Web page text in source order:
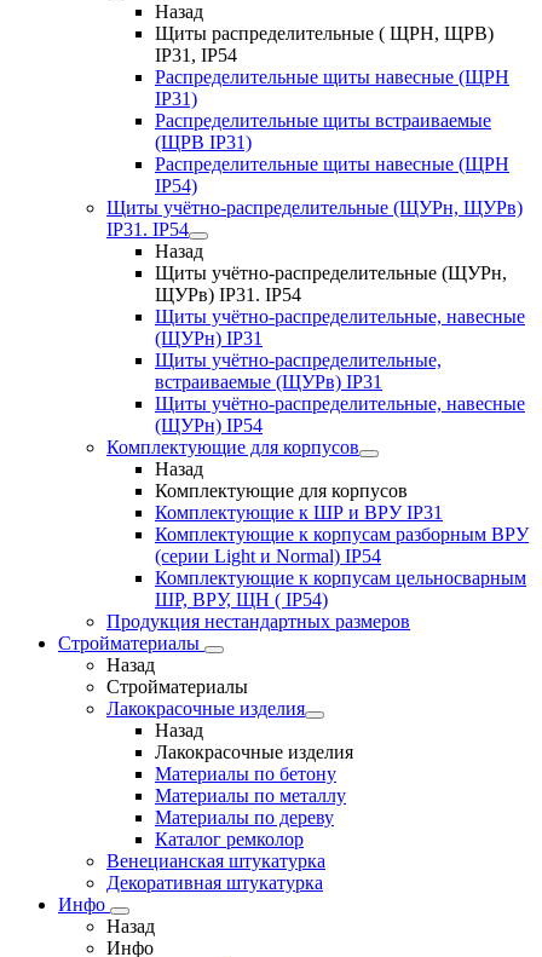
Назад
Щиты распределительные ( ЩРН, ЩРВ)
IP31, IP54
Распределительные щиты навесные (ЩРН
IP31)
Распределительные щиты встраиваемые
(ЩРВ IP31)
Распределительные щиты навесные (ЩРН
IP54)
Щиты учётно-распределительные (ЩУРн, ЩУРв)
IP31. IP54
Назад
Щиты учётно-распределительные (ЩУРн,
ЩУРв) IP31. IP54
Щиты учётно-распределительные, навесные
(ЩУРн) IP31
Щиты учётно-распределительные,
встраиваемые (ЩУРв) IP31
Щиты учётно-распределительные, навесные
(ЩУРн) IP54
Комплектующие для корпусов
Назад
Комплектующие для корпусов
Комплектующие к ШР и ВРУ IP31
Комплектующие к корпусам разборным ВРУ
(серии Light и Normal) IP54
Комплектующие к корпусам цельносварным
ШР, ВРУ, ЩН ( IP54)
Продукция нестандартных размеров
Стройматериалы
Назад
Стройматериалы
Лакокрасочные изделия
Назад
Лакокрасочные изделия
Материалы по бетону
Материалы по металлу
Материалы по дереву
Каталог ремколор
Венецианская штукатурка
Декоративная штукатурка
Инфо
Назад
Инфо